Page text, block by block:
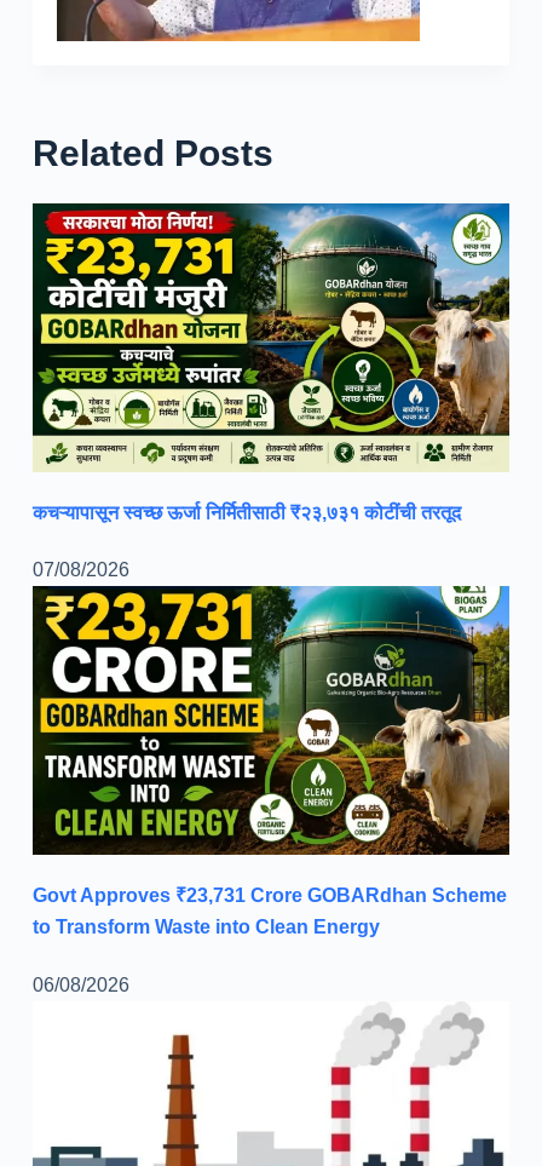
Related Posts
कचऱ्यापासून स्वच्छ ऊर्जा निर्मितीसाठी ₹२३,७३१ कोटींची तरतूद
07/08/2026
Govt Approves ₹23,731 Crore GOBARdhan Scheme
to Transform Waste into Clean Energy
06/08/2026